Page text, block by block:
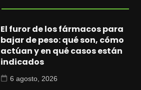
El furor de los fármacos para
bajar de peso: qué son, cómo
actúan y en qué casos están
indicados
6 agosto, 2026